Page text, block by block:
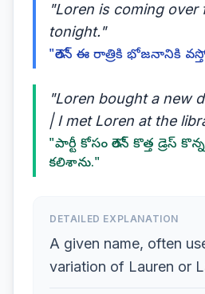
"Loren is coming over
tonight."
"లోరెన్ ఈ రాత్రికి భోజనానికి
"Loren bought a new
| I met Loren at the
"పార్టీ కోసం లోరెన్ కొత్త డ్రెస్
కలిశాను."
DETAILED EXPLANATION
A given name, often
variation of Lauren or